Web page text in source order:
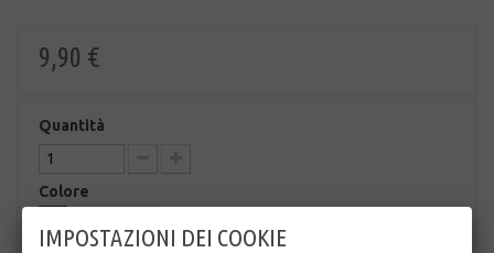
9,90 €
Quantità
Colore
IMPOSTAZIONI DEI COOKIE